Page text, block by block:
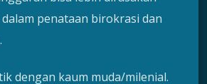
penataan birokrasi dan
dengan kaum muda/milenial.